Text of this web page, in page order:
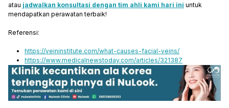
atau jadwalkan konsultasi dengan tim ahli kami hari ini untuk
mendapatkan perawatan terbaik!
Referensi:
https://veininstitute.com/what-causes-facial-veins/
https://www.medicalnewstoday.com/articles/321387